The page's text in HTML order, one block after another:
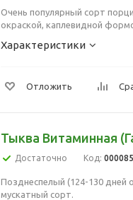
Очень популярный сорт
окраской, каплевидной
Характеристики
Отложить
Тыква Витаминная
Достаточно Код:
Позднеспелый (124-130 дней
мускатный сорт.